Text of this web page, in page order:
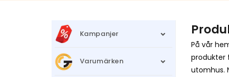
På vår
produkter
utomhus.
Kampanjer
Varumärken